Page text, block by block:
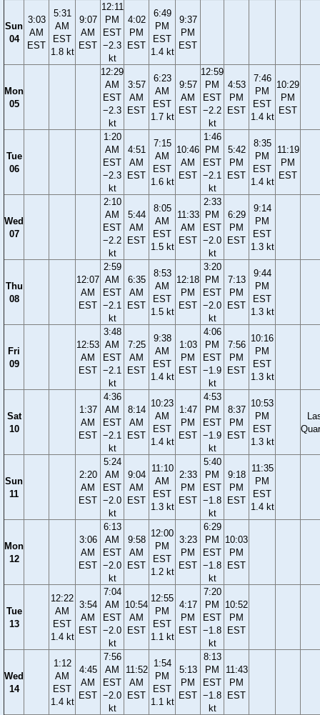
Sun
04
3:03
AM
EST
5:31
AM
EST
1.8 kt
9:07
AM
EST
12:11
PM
EST
−2.3
kt
4:02
PM
EST
6:49
PM
EST
1.4 kt
9:37
PM
EST
Mon
05
12:29
AM
EST
−2.3
kt
3:57
AM
EST
6:23
AM
EST
1.7 kt
9:57
AM
EST
12:59
PM
EST
−2.2
kt
4:53
PM
EST
7:46
PM
EST
1.4 kt
10:29
PM
EST
Tue
06
1:20
AM
EST
−2.3
kt
4:51
AM
EST
7:15
AM
EST
1.6 kt
10:46
AM
EST
1:46
PM
EST
−2.1
kt
5:42
PM
EST
8:35
PM
EST
1.4 kt
11:19
PM
EST
Wed
07
2:10
AM
EST
−2.2
kt
5:44
AM
EST
8:05
AM
EST
1.5 kt
11:33
AM
EST
2:33
PM
EST
−2.0
kt
6:29
PM
EST
9:14
PM
EST
1.3 kt
Thu
08
12:07
AM
EST
2:59
AM
EST
−2.1
kt
6:35
AM
EST
8:53
AM
EST
1.5 kt
12:18
PM
EST
3:20
PM
EST
−2.0
kt
7:13
PM
EST
9:44
PM
EST
1.3 kt
Fri
09
12:53
AM
EST
3:48
AM
EST
−2.1
kt
7:25
AM
EST
9:38
AM
EST
1.4 kt
1:03
PM
EST
4:06
PM
EST
−1.9
kt
7:56
PM
EST
10:16
PM
EST
1.3 kt
Sat
10
1:37
AM
EST
4:36
AM
EST
−2.1
kt
8:14
AM
EST
10:23
AM
EST
1.4 kt
1:47
PM
EST
4:53
PM
EST
−1.9
kt
8:37
PM
EST
10:53
PM
EST
1.3 kt
Sun
11
2:20
AM
EST
5:24
AM
EST
−2.0
kt
9:04
AM
EST
11:10
AM
EST
1.3 kt
2:33
PM
EST
5:40
PM
EST
−1.8
kt
9:18
PM
EST
11:35
PM
EST
1.4 kt
Mon
12
3:06
AM
EST
6:13
AM
EST
−2.0
kt
9:58
AM
EST
12:00
PM
EST
1.2 kt
3:23
PM
EST
6:29
PM
EST
−1.8
kt
10:03
PM
EST
Tue
13
12:22
AM
EST
1.4 kt
3:54
AM
EST
7:04
AM
EST
−2.0
kt
10:54
AM
EST
12:55
PM
EST
1.1 kt
4:17
PM
EST
7:20
PM
EST
−1.8
kt
10:52
PM
EST
Wed
14
1:12
AM
EST
1.4 kt
4:45
AM
EST
7:56
AM
EST
−2.0
kt
11:52
AM
EST
1:54
PM
EST
1.1 kt
5:13
PM
EST
8:13
PM
EST
−1.8
kt
11:43
PM
EST